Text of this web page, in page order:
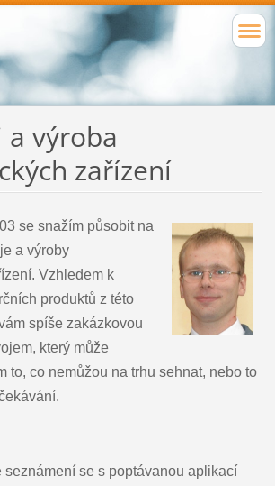
výroba
zařízení
snažím působit na
a výroby
Vzhledem k
produktů z této
spíše zakázkovou
který může
to, co nemůžou na trhu sehnat, nebo to
se s poptávanou aplikací